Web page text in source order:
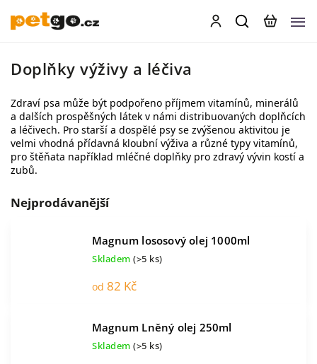
Doplňky výživy a léčiva
Zdraví psa může být podpořeno příjmem vitamínů, minerálů
a dalších prospěšných látek v námi distribuovaných doplňcích
a léčivech. Pro starší a dospělé psy se zvýšenou aktivitou je
velmi vhodná přídavná kloubní výživa a různé typy vitamínů,
pro štěňata například mléčné doplňky pro zdravý vývin kostí a
zubů.
Nejprodávanější
Magnum lososový olej 1000ml
Skladem (>5 ks)
od 82 Kč
Magnum Lněný olej 250ml
Skladem (>5 ks)